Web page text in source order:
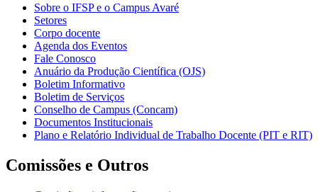
Sobre o IFSP e o Campus Avaré
Setores
Corpo docente
Agenda dos Eventos
Fale Conosco
Anuário da Produção Científica (OJS)
Boletim Informativo
Boletim de Serviços
Conselho de Campus (Concam)
Documentos Institucionais
Plano e Relatório Individual de Trabalho Docente (PIT e RIT)
Comissões e Outros